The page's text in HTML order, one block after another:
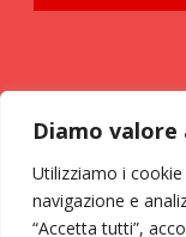
Diamo
Utilizziamo i
navigazione e
“Accetta tutti”,